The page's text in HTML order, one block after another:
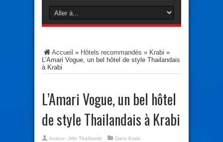
Accueil » Hôtels recommandés » Krabi »
L’Amari Vogue, un bel hôtel de style Thailandais
à Krabi
L’Amari Vogue, un bel hôtel
de style Thailandais à Krabi
Auteur : Allo Thaïlande Dans Krabi